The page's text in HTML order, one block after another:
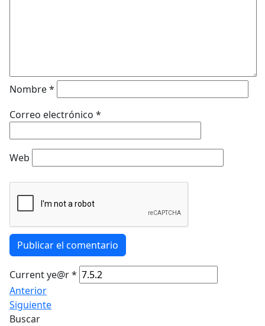
Nombre*
Correo electrónico *
Web
Publicar el comentario
Current ye@r*
Anterior
Siguiente
Buscar